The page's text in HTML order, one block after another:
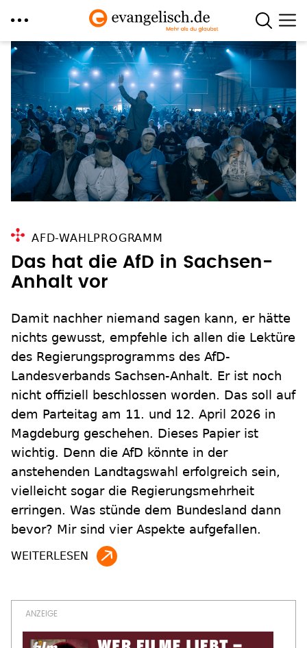
Direkt
zum
Inhalt
AFD-WAHLPROGRAMM
Das hat die AfD in Sachsen-
Anhalt vor
Damit nachher niemand sagen kann, er hätte
nichts gewusst, empfehle ich allen die Lektüre
des Regierungsprogramms des AfD-
Landesverbands Sachsen-Anhalt. Er ist noch
nicht offiziell beschlossen worden. Das soll auf
dem Parteitag am 11. und 12. April 2026 in
Magdeburg geschehen. Dieses Papier ist
wichtig. Denn die AfD könnte in der
anstehenden Landtagswahl erfolgreich sein,
vielleicht sogar die Regierungsmehrheit
erringen. Was stünde dem Bundesland dann
bevor? Mir sind vier Aspekte aufgefallen.